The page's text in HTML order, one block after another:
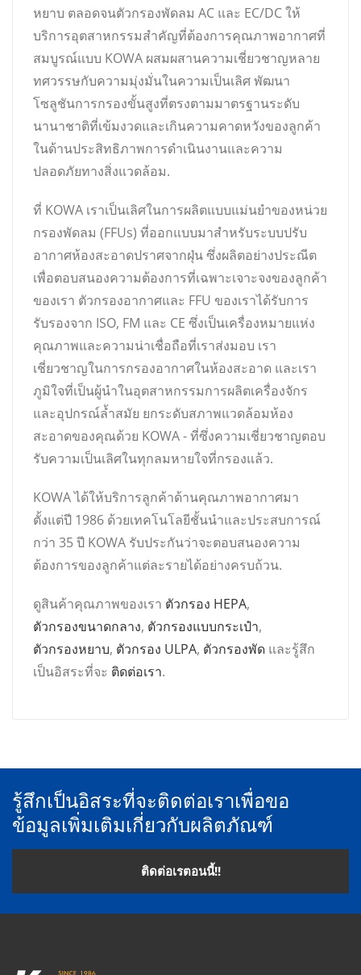
หยาบ ตลอดจนตัวกรองพัดลม AC และ EC/DC ให้
บริการอุตสาหกรรมสำคัญที่ต้องการคุณภาพอากาศที่
สมบูรณ์แบบ KOWA ผสมผสานความเชี่ยวชาญหลาย
ทศวรรษกับความมุ่งมั่นในความเป็นเลิศ พัฒนา
โซลูชันการกรองขั้นสูงที่ตรงตามมาตรฐานระดับ
นานาชาติที่เข้มงวดและเกินความคาดหวังของลูกค้า
ในด้านประสิทธิภาพการดำเนินงานและความ
ปลอดภัยทางสิ่งแวดล้อม.
ที่ KOWA เราเป็นเลิศในการผลิตแบบแม่นยำของหน่วย
กรองพัดลม (FFUs) ที่ออกแบบมาสำหรับระบบปรับ
อากาศห้องสะอาดปราศจากฝุ่น ซึ่งผลิตอย่างประณีต
เพื่อตอบสนองความต้องการที่เฉพาะเจาะจงของลูกค้า
ของเรา ตัวกรองอากาศและ FFU ของเราได้รับการ
รับรองจาก ISO, FM และ CE ซึ่งเป็นเครื่องหมายแห่ง
คุณภาพและความน่าเชื่อถือที่เราส่งมอบ เรา
เชี่ยวชาญในการกรองอากาศในห้องสะอาด และเรา
ภูมิใจที่เป็นผู้นำในอุตสาหกรรมการผลิตเครื่องจักร
และอุปกรณ์ล้ำสมัย ยกระดับสภาพแวดล้อมห้อง
สะอาดของคุณด้วย KOWA - ที่ซึ่งความเชี่ยวชาญตอบ
รับความเป็นเลิศในทุกลมหายใจที่กรองแล้ว.
KOWA ได้ให้บริการลูกค้าด้านคุณภาพอากาศมา
ตั้งแต่ปี 1986 ด้วยเทคโนโลยีชั้นนำและประสบการณ์
กว่า 35 ปี KOWA รับประกันว่าจะตอบสนองความ
ต้องการของลูกค้าแต่ละรายได้อย่างครบถ้วน.
ดูสินค้าคุณภาพของเรา ตัวกรอง HEPA,
ตัวกรองขนาดกลาง, ตัวกรองแบบกระเป๋า,
ตัวกรองหยาบ, ตัวกรอง ULPA, ตัวกรองพัด และรู้สึก
เป็นอิสระที่จะ ติดต่อเรา.
รู้สึกเป็นอิสระที่จะติดต่อเราเพื่อขอ
ข้อมูลเพิ่มเติมเกี่ยวกับผลิตภัณฑ์
ติดต่อเรตอนนี้!!